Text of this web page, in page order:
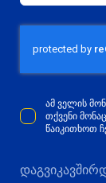
ამ ველის
თქვენი
წაიკითხოთ